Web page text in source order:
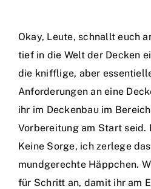
Okay, Leute, schnallt euch
tief in die Welt der Decken
die knifflige, aber
Anforderungen an eine
ihr im Deckenbau im
Vorbereitung am Start
Keine Sorge, ich zerlege
mundgerechte Häppchen.
für Schritt an, damit ihr am